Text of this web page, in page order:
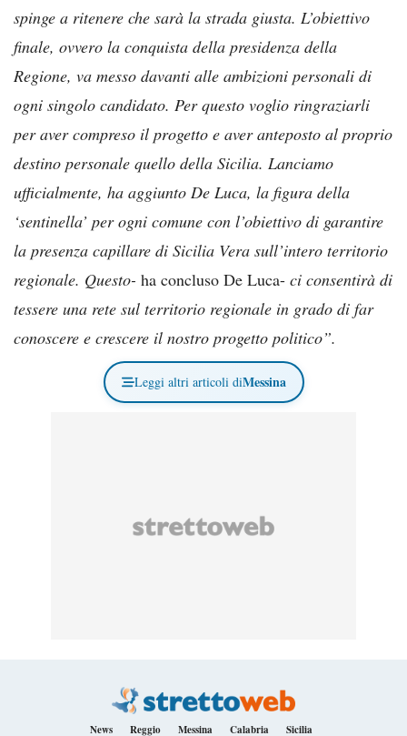
spinge a ritenere che sarà la strada giusta. L’obiettivo
finale, ovvero la conquista della presidenza della
Regione, va messo davanti alle ambizioni personali di
ogni singolo candidato. Per questo voglio ringraziarli
per aver compreso il progetto e aver anteposto al proprio
destino personale quello della Sicilia. Lanciamo
ufficialmente, ha aggiunto De Luca, la figura della
‘sentinella’ per ogni comune con l’obiettivo di garantire
la presenza capillare di Sicilia Vera sull’intero territorio
regionale. Questo- ha concluso De Luca- ci consentirà di
tessere una rete sul territorio regionale in grado di far
conoscere e crescere il nostro progetto politico”.
Leggi altri articoli diMessina
News Reggio Messina Calabria Sicilia